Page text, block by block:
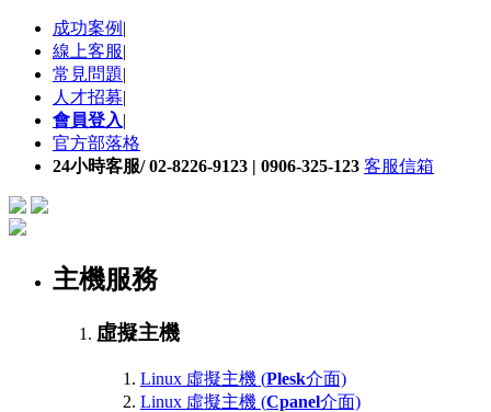
成功案例 |
線上客服|
常見問題|
人才招募|
會員登入|
官方部落格
24小時客服/ 02-8226-9123 | 0906-325-123 客服信箱
主機服務
虛擬主機
Linux 虛擬主機 (Plesk介面)
Linux 虛擬主機 (Cpanel介面)